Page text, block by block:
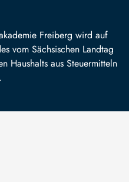
Freiberg wird auf
vom Sächsischen Landtag
Haushalts aus Steuermitteln